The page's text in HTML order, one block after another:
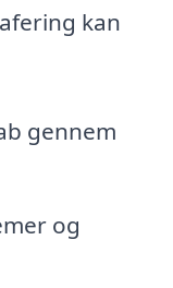
kan
gennem
og